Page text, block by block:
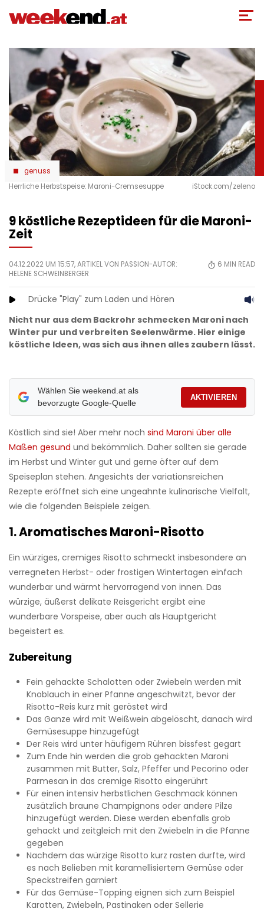
zum
genuss
Herrliche Herbstspeise: Maroni-Cremsesuppe
iStock.com/zeleno
9 köstliche Rezeptideen für die Maroni-
Zeit
04.12.2022 UM 15:57, ARTIKEL VON PASSION-AUTOR:
HELENE SCHWEINBERGER
6 MIN READ
Drücke "Play" zum Laden und Hören
Nicht nur aus dem Backrohr schmecken Maroni nach
Winter pur und verbreiten Seelenwärme. Hier einige
köstliche Ideen, was sich aus ihnen alles zaubern lässt.
Wählen Sie weekend.at als
bevorzugte Google-Quelle
AKTIVIEREN
Köstlich sind sie! Aber mehr noch sind Maroni über alle
Maßen gesund und bekömmlich. Daher sollten sie gerade
im Herbst und Winter gut und gerne öfter auf dem
Speiseplan stehen. Angesichts der variationsreichen
Rezepte eröffnet sich eine ungeahnte kulinarische Vielfalt,
wie die folgenden Beispiele zeigen.
1. Aromatisches Maroni-Risotto
Ein würziges, cremiges Risotto schmeckt insbesondere an
verregneten Herbst- oder frostigen Wintertagen einfach
wunderbar und wärmt hervorragend von innen. Das
würzige, äußerst delikate Reisgericht ergibt eine
wunderbare Vorspeise, aber auch als Hauptgericht
begeistert es.
Zubereitung
Fein gehackte Schalotten oder Zwiebeln werden mit
Knoblauch in einer Pfanne angeschwitzt, bevor der
Risotto-Reis kurz mit geröstet wird
Das Ganze wird mit Weißwein abgelöscht, danach wird
Gemüsesuppe hinzugefügt
Der Reis wird unter häufigem Rühren bissfest gegart
Zum Ende hin werden die grob gehackten Maroni
zusammen mit Butter, Salz, Pfeffer und Pecorino oder
Parmesan in das cremige Risotto eingerührt
Für einen intensiv herbstlichen Geschmack können
zusätzlich braune Champignons oder andere Pilze
hinzugefügt werden. Diese werden ebenfalls grob
gehackt und zeitgleich mit den Zwiebeln in die Pfanne
gegeben
Nachdem das würzige Risotto kurz rasten durfte, wird
es nach Belieben mit karamellisiertem Gemüse oder
Speckstreifen garniert
Für das Gemüse-Topping eignen sich zum Beispiel
Karotten, Zwiebeln, Pastinaken oder Sellerie